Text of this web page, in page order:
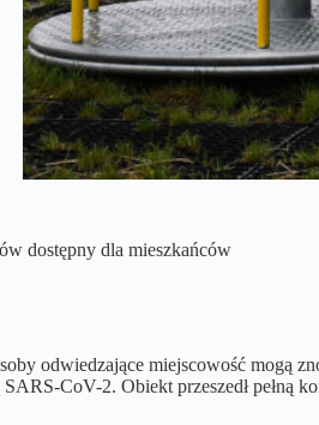
dostępny dla mieszkańców
odwiedzające miejscowość mogą
CoV-2. Obiekt przeszedł pełną